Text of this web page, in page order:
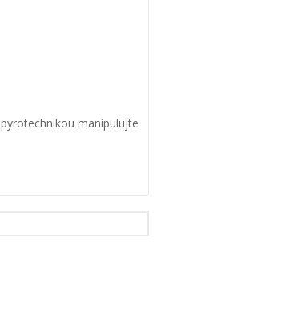
manipulujte